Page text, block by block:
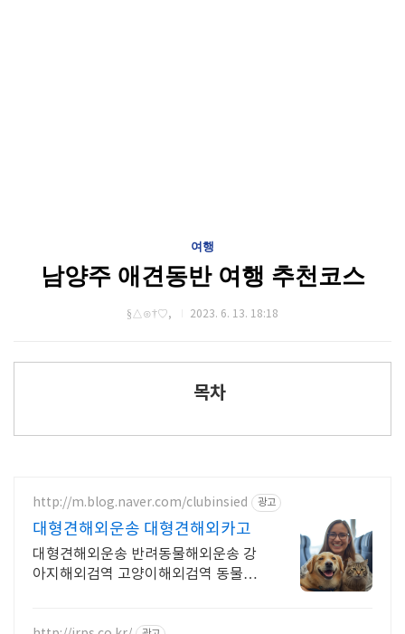
여행
남양주 애견동반 여행 추천코스
§△⊙†♡, 2023. 6. 13. 18:18
목차
http://m.blog.naver.com/clubinsied 광고
대형견해외운송 대형견해외카고
대형견해외운송 반려동물해외운송 강
아지해외검역 고양이해외검역 동물해